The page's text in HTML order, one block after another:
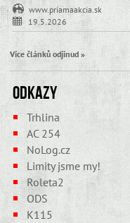
www.priamaakcia.sk
19.5.2026
Více článků odjinud »
Odkazy
Trhlina
AC 254
NoLog.cz
Limity jsme my!
Roleta2
ODS
K115